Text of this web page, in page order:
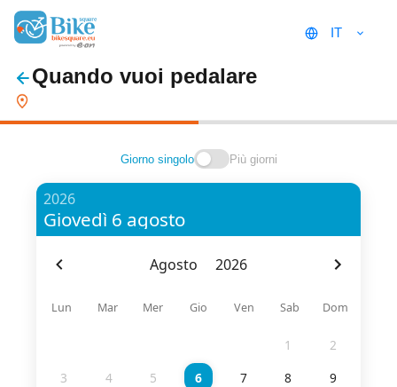
IT
Quando vuoi pedalare
Giorno singolo Più giorni
2026
Giovedì 6 agosto
Agosto 2026
Lun Mar Mer Gio Ven Sab Dom
1
2
3
4 5 6 7 8
9